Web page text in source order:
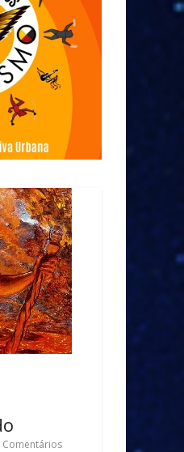
Comentários